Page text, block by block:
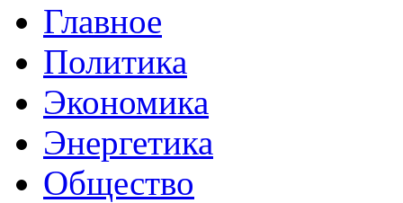
Главное
Политика
Экономика
Энергетика
Общество